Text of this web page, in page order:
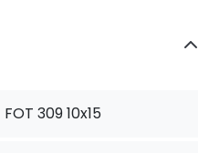
FOT 309 10x15